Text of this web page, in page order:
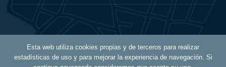
Esta web utiliza cookies propias y de terceros para realizar
estadísticas de uso y para mejorar la experiencia de navegación. Si
Política de Cookies
Política de Privacidad